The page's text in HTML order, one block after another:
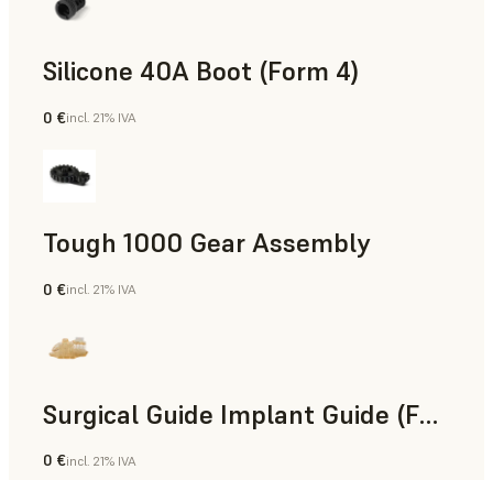
Silicone 40A Boot (Form 4)
Ingeniería
0 €incl. 21% IVA
Tough 1000 Gear Assembly
Ingeniería
0 €incl. 21% IVA
Surgical Guide Implant Guide (Form 4)
Odontología
0 €incl. 21% IVA